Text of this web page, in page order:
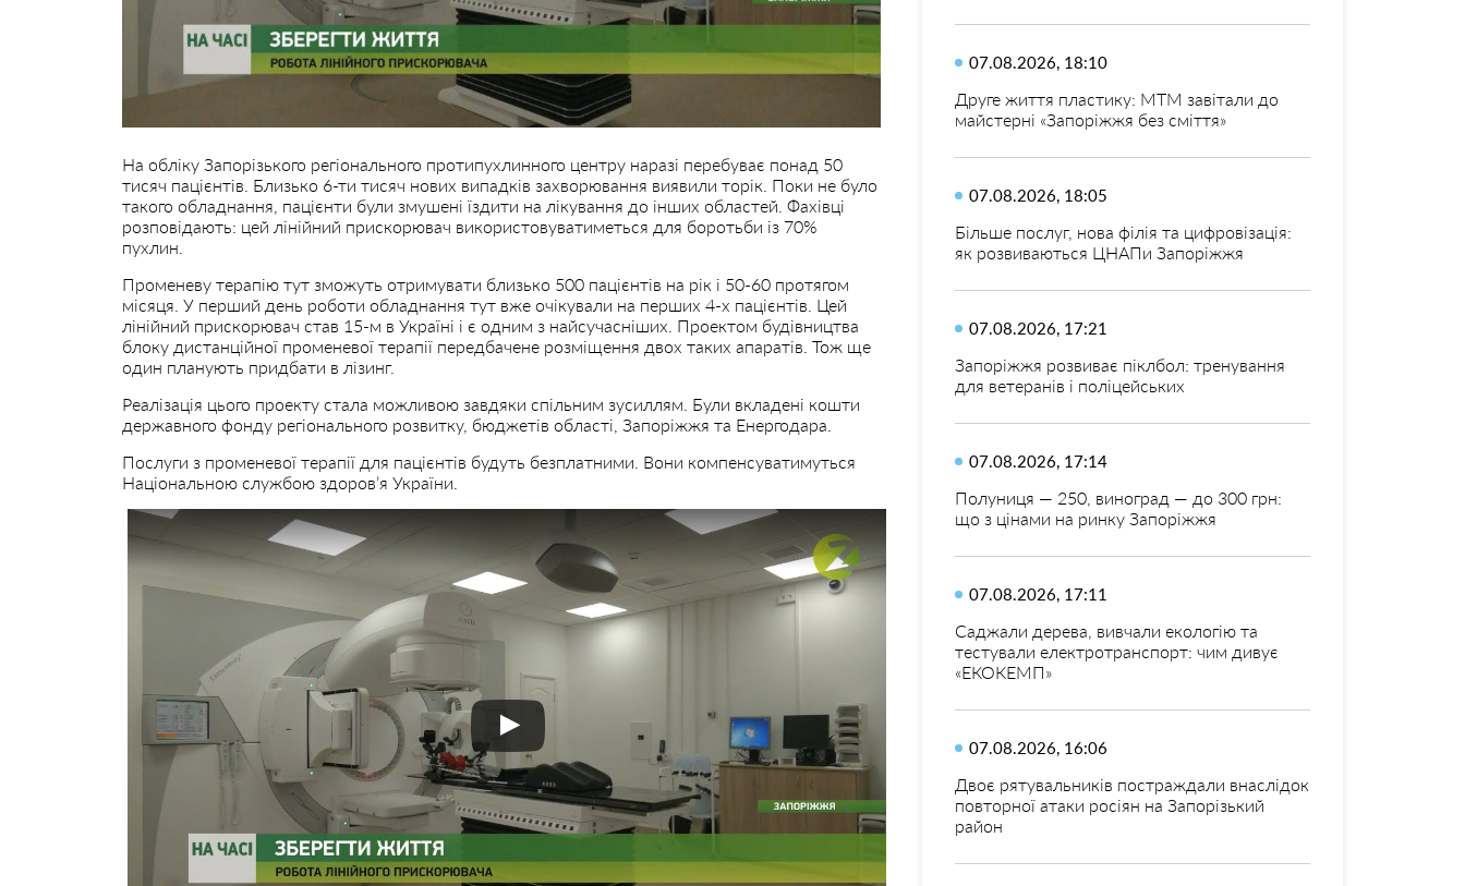
На обліку Запорізького регіонального протипухлинного центру наразі перебуває понад 50
тисяч пацієнтів. Близько 6-ти тисяч нових випадків захворювання виявили торік. Поки не було
такого обладнання, пацієнти були змушені їздити на лікування до інших областей. Фахівці
розповідають: цей лінійний прискорювач використовуватиметься для боротьби із 70%
пухлин.
Променеву терапію тут зможуть отримувати близько 500 пацієнтів на рік і 50-60 протягом
місяця. У перший день роботи обладнання тут вже очікували на перших 4-х пацієнтів. Цей
лінійний прискорювач став 15-м в Україні і є одним з найсучасніших. Проектом будівництва
блоку дистанційної променевої терапії передбачене розміщення двох таких апаратів. Тож ще
один планують придбати в лізинг.
Реалізація цього проекту стала можливою завдяки спільним зусиллям. Були вкладені кошти
державного фонду регіонального розвитку, бюджетів області, Запоріжжя та Енергодара.
Послуги з променевої терапії для пацієнтів будуть безплатними. Вони компенсуватимуться
Національною службою здоров’я України.
07.08.2026, 18:10
Друге життя пластику: МТМ завітали до
майстерні «Запоріжжя без сміття»
07.08.2026, 18:05
Більше послуг, нова філія та цифровізація:
як розвиваються ЦНАПи Запоріжжя
07.08.2026, 17:21
Запоріжжя розвиває піклбол: тренування
для ветеранів і поліцейських
07.08.2026, 17:14
Полуниця — 250, виноград — до 300 грн:
що з цінами на ринку Запоріжжя
07.08.2026, 17:11
Саджали дерева, вивчали екологію та
тестували електротранспорт: чим дивує
«ЕКОКЕМП»
07.08.2026, 16:06
Двоє рятувальників постраждали внаслідок
повторної атаки росіян на Запорізький
район